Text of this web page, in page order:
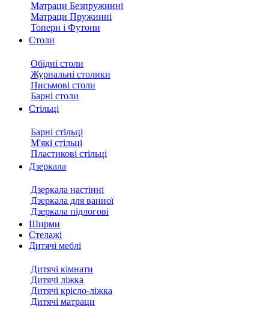
Матраци Безпружинні
Матраци Пружинні
Топери і Футони
Столи
Обідні столи
Журнальні столики
Письмові столи
Барні столи
Стільці
Барні стільці
М'які стільці
Пластикові стільці
Дзеркала
Дзеркала настінні
Дзеркала для ванної
Дзеркала підлогові
Ширми
Стелажі
Дитячі меблі
Дитячі кімнати
Дитячі ліжка
Дитячі крісло-ліжка
Дитячі матраци